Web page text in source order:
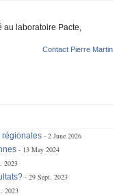
au laboratoire Pacte,
Contact Pierre Martin
régionales
2 June 2026
13 May 2024
2023
29 Sept. 2023
2023